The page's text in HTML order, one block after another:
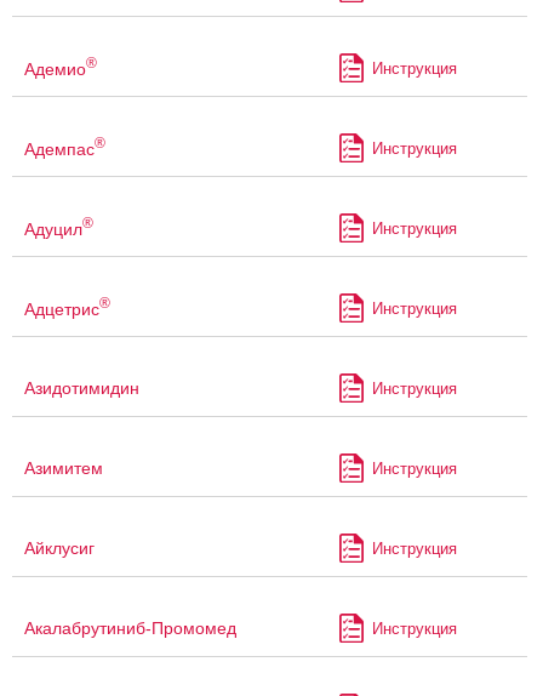
Адемио® Инструкция
Адемпас® Инструкция
Адуцил® Инструкция
Адцетрис® Инструкция
Азидотимидин Инструкция
Азимитем Инструкция
Айклусиг Инструкция
Акалабрутиниб-Промомед Инструкция